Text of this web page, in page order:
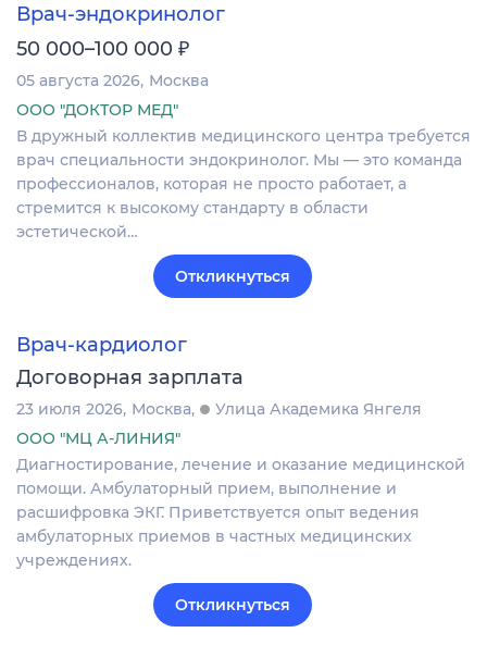
Врач-эндокринолог
50 000–100 000 ₽
05 августа 2026 Москва
ООО "ДОКТОР МЕД"
В дружный коллектив медицинского центра требуется
врач специальности эндокринолог. Мы — это команда
профессионалов, которая не просто работает, а
стремится к высокому стандарту в области
эстетической…
Откликнуться
Врач-кардиолог
Договорная зарплата
23 июля 2026 Москва
Улица Академика Янгеля
ООО "МЦ А-ЛИНИЯ"
Диагностирование, лечение и оказание медицинской
помощи. Амбулаторный прием, выполнение и
расшифровка ЭКГ. Приветствуется опыт ведения
амбулаторных приемов в частных медицинских
учреждениях.
Откликнуться